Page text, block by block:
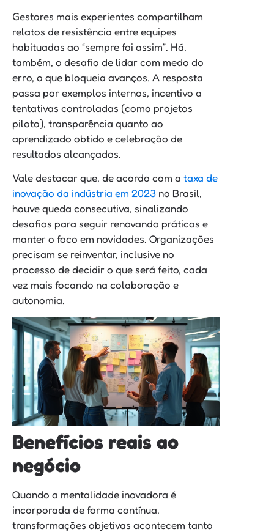
Gestores mais experientes compartilham
relatos de resistência entre equipes
habituadas ao “sempre foi assim”. Há,
também, o desafio de lidar com medo do
erro, o que bloqueia avanços. A resposta
passa por exemplos internos, incentivo a
tentativas controladas (como projetos
piloto), transparência quanto ao
aprendizado obtido e celebração de
resultados alcançados.
Vale destacar que, de acordo com a taxa de
inovação da indústria em 2023 no Brasil,
houve queda consecutiva, sinalizando
desafios para seguir renovando práticas e
manter o foco em novidades. Organizações
precisam se reinventar, inclusive no
processo de decidir o que será feito, cada
vez mais focando na colaboração e
autonomia.
Benefícios reais ao
negócio
Quando a mentalidade inovadora é
incorporada de forma contínua,
transformações objetivas acontecem tanto